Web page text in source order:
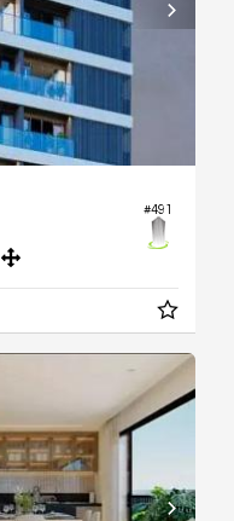
#491